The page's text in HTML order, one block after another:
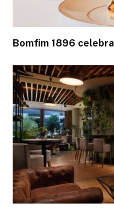
Bomfim 1896